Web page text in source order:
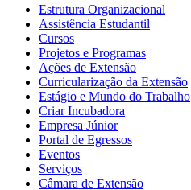
Estrutura Organizacional
Assistência Estudantil
Cursos
Projetos e Programas
Ações de Extensão
Curricularização da Extensão
Estágio e Mundo do Trabalho
Criar Incubadora
Empresa Júnior
Portal de Egressos
Eventos
Serviços
Câmara de Extensão